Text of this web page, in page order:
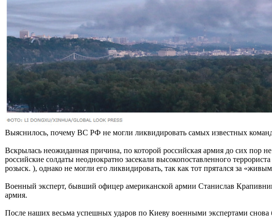
Выяснилось, почему ВС РФ не могли ликвидировать самых известных
Вскрылась неожиданная причина, по которой российская армия до сих пор
российские солдаты неоднократно засекали высокопоставленного
розыск. ), однако не могли его ликвидировать, так как тот прятался за
Военный эксперт, бывший офицер американской армии Станислав
армия.
После наших весьма успешных ударов по Киеву военными экспертами